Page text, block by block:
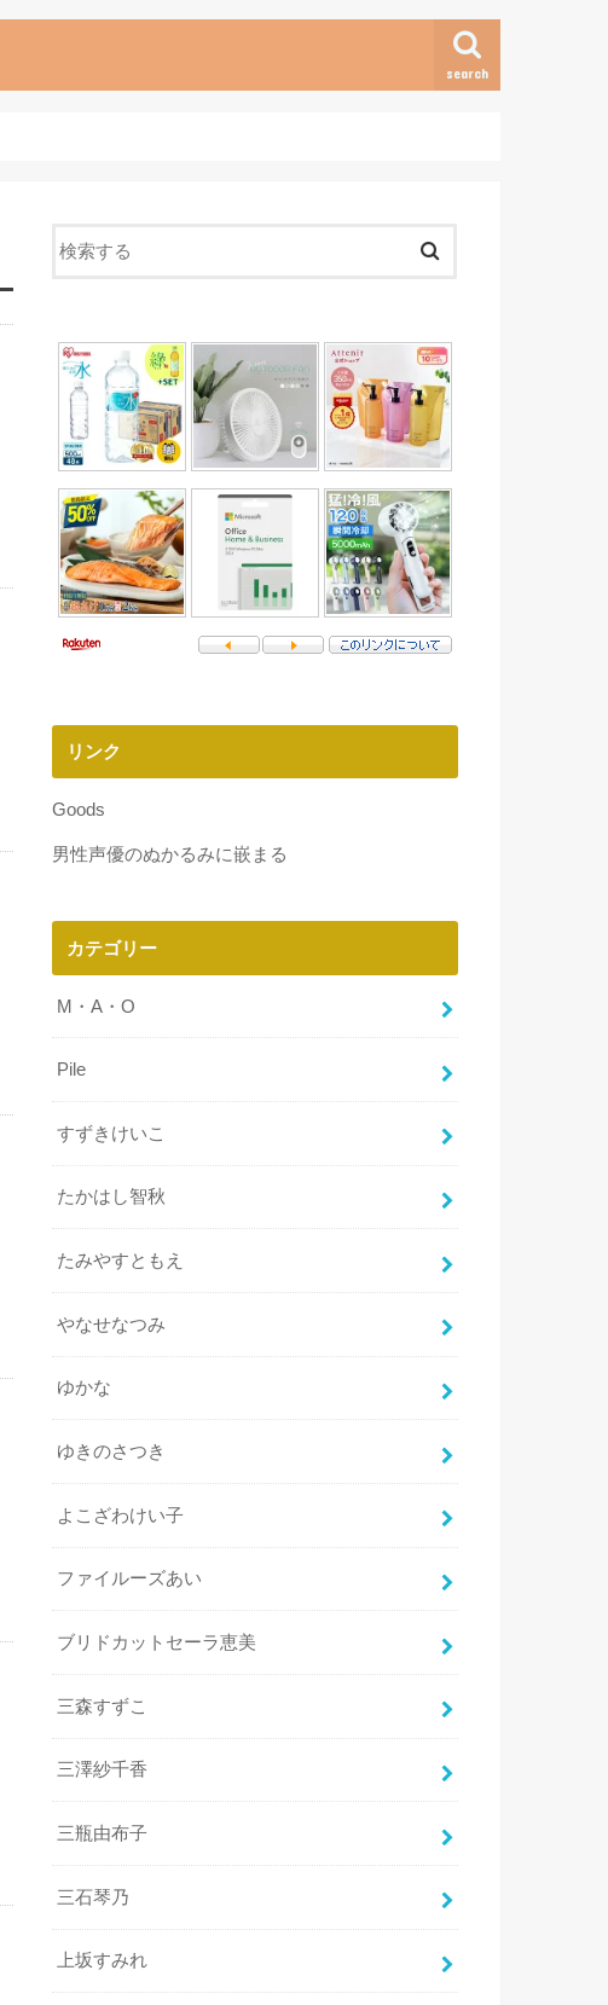
search
リンク
Goods
男性声優のぬかるみに嵌まる
カテゴリー
M・A・O
Pile
すずきけいこ
たかはし智秋
たみやすともえ
やなせなつみ
ゆかな
ゆきのさつき
よこざわけい子
ファイルーズあい
ブリドカットセーラ恵美
三森すずこ
三澤紗千香
三瓶由布子
三石琴乃
上坂すみれ